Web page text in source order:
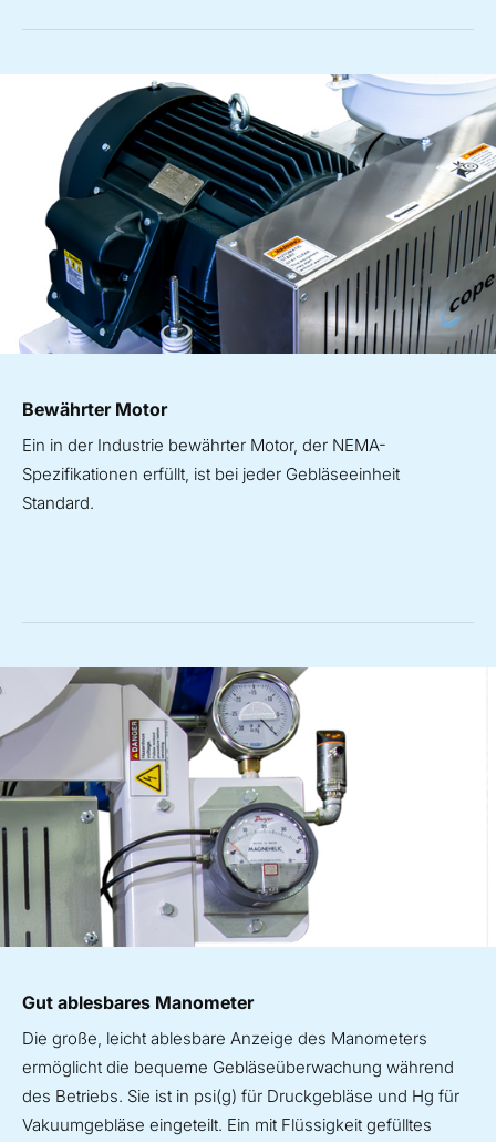
Bewährter Motor
Ein in der Industrie bewährter Motor, der NEMA-
Spezifikationen erfüllt, ist bei jeder Gebläseeinheit
Standard.
Gut ablesbares Manometer
Die große, leicht ablesbare Anzeige des Manometers
ermöglicht die bequeme Gebläseüberwachung während
des Betriebs. Sie ist in psi(g) für Druckgebläse und Hg für
Vakuumgebläse eingeteilt. Ein mit Flüssigkeit gefülltes